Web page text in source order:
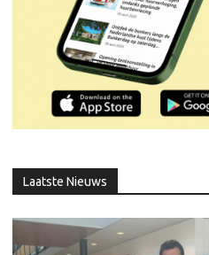
Laatste Nieuws